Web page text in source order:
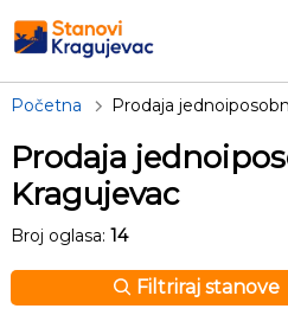
Početna Prodaja
Prodaja
Kragujevac
Broj oglasa: 14
Filtriraj stanove